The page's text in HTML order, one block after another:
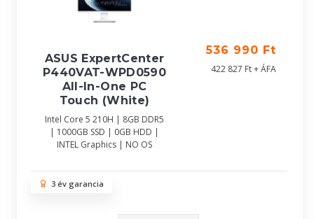
ASUS ExpertCenter
P440VAT-WPD0590
All-In-One PC
Touch (White)
Intel Core 5 210H | 8GB DDR5
| 1000GB SSD | 0GB HDD |
INTEL Graphics | NO OS
536 990 Ft
422 827 Ft + ÁFA
3 év garancia